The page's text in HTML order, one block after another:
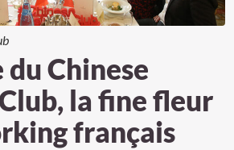
Chinese
la fine fleur
français